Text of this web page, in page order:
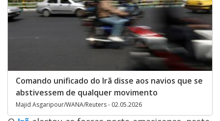
Comando unificado do Irã disse aos navios que se
abstivessem de qualquer movimento
Majid Asgaripour/WANA/Reuters - 02.05.2026